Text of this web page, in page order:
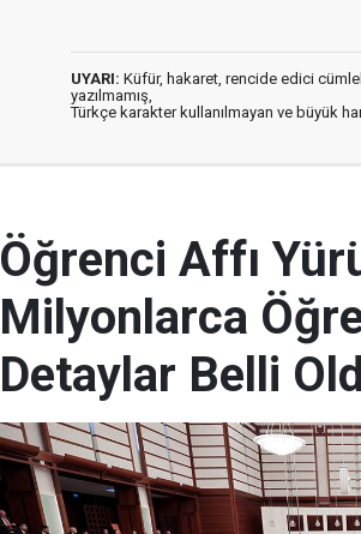
UYARI: Küfür, hakaret, rencide edici
yazılmamış,
Türkçe karakter kullanılmayan ve büyük
Öğrenci Affı
Milyonlarca
Detaylar Belli